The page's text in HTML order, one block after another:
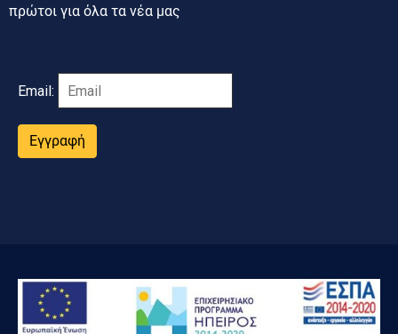
πρώτοι για όλα τα νέα μας
Email:
Εγγραφή